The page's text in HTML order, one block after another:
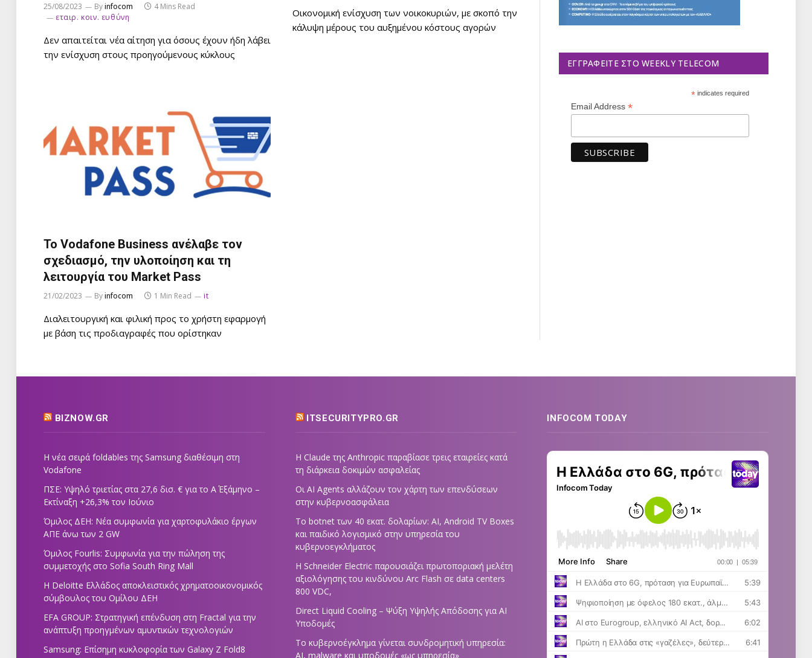
25/08/2023 Byinfocom
4 Mins Read
εταιρ. κοιν. ευθύνη
Δεν απαιτείται νέα αίτηση για όσους έχουν ήδη λάβει
την ενίσχυση στους προηγούμενους κύκλους
Οικονομική ενίσχυση των νοικοκυριών, με σκοπό την
κάλυψη μέρους του αυξημένου κόστους αγορών
To Vodafone Βusiness ανέλαβε τον
σχεδιασμό, την υλοποίηση και τη
λειτουργία του Market Pass
21/02/2023 Byinfocom 1 Min Read it
Διαλειτουργική και φιλική προς το χρήστη εφαρμογή
με βάση τις προδιαγραφές που ορίστηκαν
ΕΓΓΡΑΦΕΊΤΕ ΣΤΟ WEEKLY TELECOM
*indicates required
Email Address *
BIZNOW.GR
Η νέα σειρά foldables της Samsung διαθέσιμη στη
Vodafone
ΠΣΕ: Υψηλό τριετίας στα 27,6 δισ. € για το Α΄ Εξάμηνο –
Εκτίναξη +26,3% τον Ιούνιο
Όμιλος ΔΕΗ: Νέα συμφωνία για χαρτοφυλάκιο έργων
ΑΠΕ άνω των 2 GW
Όμιλος Fourlis: Συμφωνία για την πώληση της
συμμετοχής στο Sofia South Ring Mall
Η Deloitte Ελλάδος αποκλειστικός χρηματοοικονομικός
σύμβουλος του Ομίλου ΔΕΗ
EFA GROUP: Στρατηγική επένδυση στη Fractal για την
ανάπτυξη προηγμένων αμυντικών τεχνολογιών
Samsung: Επίσημη κυκλοφορία των Galaxy Z Fold8
ITSECURITYPRO.GR
Η Claude της Anthropic παραβίασε τρεις εταιρείες κατά
τη διάρκεια δοκιμών ασφαλείας
Οι AI Agents αλλάζουν τον χάρτη των επενδύσεων
στην κυβερνοασφάλεια
Το botnet των 40 εκατ. δολαρίων: AI, Android TV Boxes
και παιδικό λογισμικό στην υπηρεσία του
κυβερνοεγκλήματος
Η Schneider Electric παρουσιάζει πρωτοποριακή μελέτη
αξιολόγησης του κινδύνου Arc Flash σε data centers
800 VDC,
Direct Liquid Cooling – Ψύξη Υψηλής Απόδοσης για AI
Υποδομές
Το κυβερνοέγκλημα γίνεται συνδρομητική υπηρεσία:
AI, malware και υποδομές «ως υπηρεσία»
INFOCOM TODAY